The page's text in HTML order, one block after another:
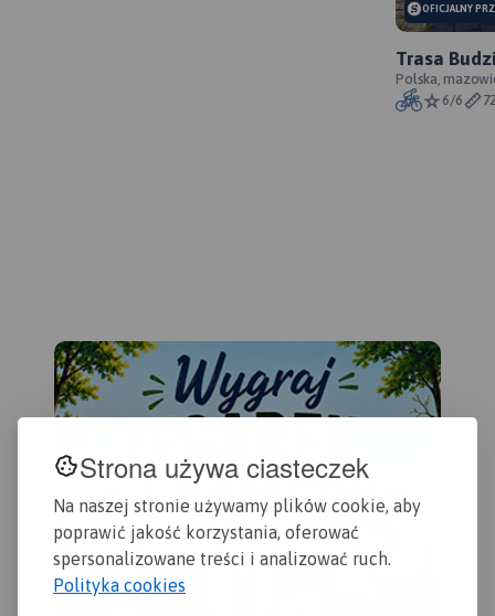
Strona używa ciasteczek
Na naszej stronie używamy plików cookie, aby
poprawić jakość korzystania, oferować
spersonalizowane treści i analizować ruch.
Polityka cookies
OFICJALNY
Trasa
szlaku
Polska,
6/6